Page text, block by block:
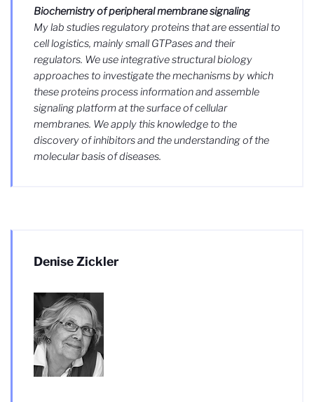
Biochemistry of peripheral membrane signaling
My lab studies regulatory proteins that are essential to
cell logistics, mainly small GTPases and their
regulators. We use integrative structural biology
approaches to investigate the mechanisms by which
these proteins process information and assemble
signaling platform at the surface of cellular
membranes. We apply this knowledge to the
discovery of inhibitors and the understanding of the
molecular basis of diseases.
Denise Zickler